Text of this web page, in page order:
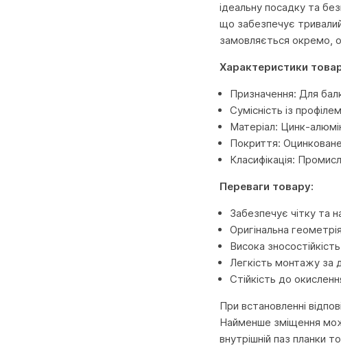
ідеальну посадку та
що забезпечує
замовляється окремо,
Характеристики
Призначення: Для
Сумісність із
Матеріал: Цинк-
Покриття: Оцинковане
Класифікація:
Переваги товару:
Забезпечує чітку та
Оригінальна
Висока
Легкість монтажу за
Стійкість до
При встановленні
Найменше зміщення
внутрішній паз планки